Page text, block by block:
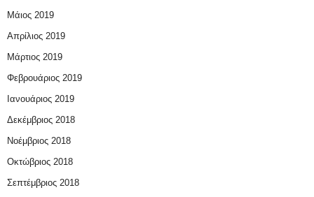
Μάιος 2019
Απρίλιος 2019
Μάρτιος 2019
Φεβρουάριος 2019
Ιανουάριος 2019
Δεκέμβριος 2018
Νοέμβριος 2018
Οκτώβριος 2018
Σεπτέμβριος 2018